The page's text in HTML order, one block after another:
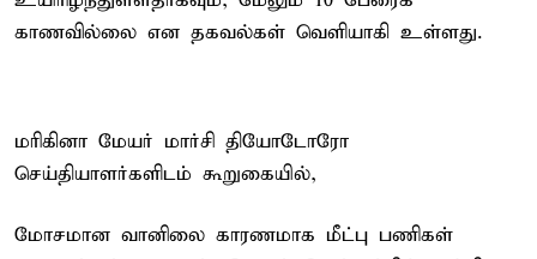
காணவில்லை என தகவல்கள் வெளியாகி உள்ளது.
மரிகினா மேயர் மார்சி தியோடோரோ
செய்தியாளர்களிடம் கூறுகையில்,
மோசமான வானிலை காரணமாக மீட்பு பணிகள்